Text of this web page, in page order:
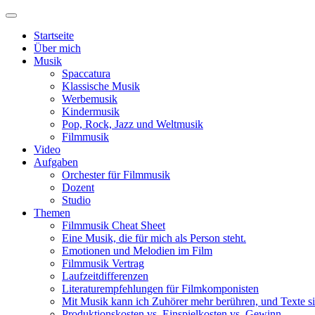
Startseite
Über mich
Musik
Spaccatura
Klassische Musik
Werbemusik
Kindermusik
Pop, Rock, Jazz und Weltmusik
Filmmusik
Video
Aufgaben
Orchester für Filmmusik
Dozent
Studio
Themen
Filmmusik Cheat Sheet
Eine Musik, die für mich als Person steht.
Emotionen und Melodien im Film
Filmmusik Vertrag
Laufzeitdifferenzen
Literaturempfehlungen für Filmkomponisten
Mit Musik kann ich Zuhörer mehr berühren, und Texte